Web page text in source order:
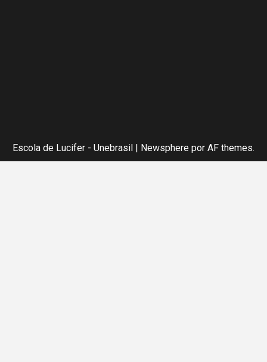
Escola de Lucifer - Unebrasil Newsphere por AF themes.